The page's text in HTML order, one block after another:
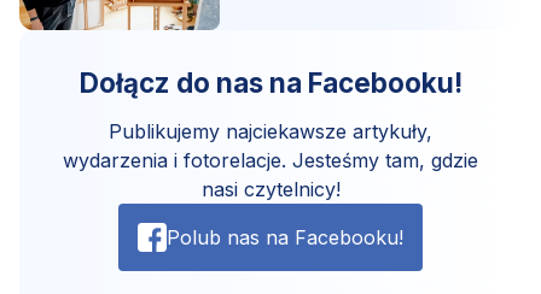
Dołącz do nas na Facebooku!
Publikujemy najciekawsze artykuły,
wydarzenia i fotorelacje. Jesteśmy tam, gdzie
nasi czytelnicy!
Polub nas na Facebooku!